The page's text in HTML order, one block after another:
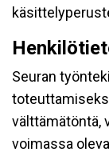
Seuran
välttämätöntä,
voimassa